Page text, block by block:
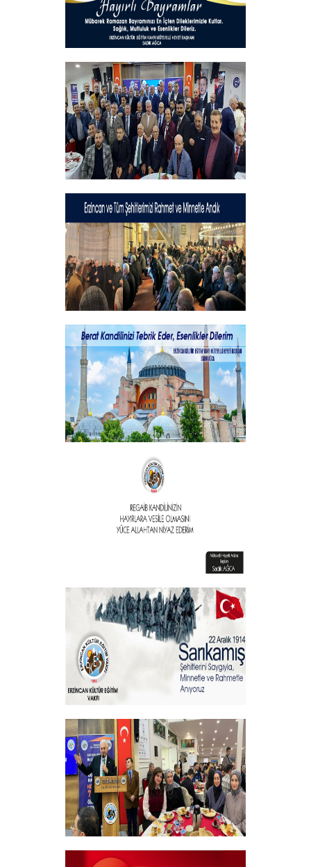
Hayırlı Bayramlar
+
Geleneksel İftar Programımız
+
Şehitlerimizi Rahmet ve Minnetle
Andık...
+
Vakıf Başkanımızdan Kandil mesajı
+
Vakıf Başkanımızdan Kandil mesajı
+
Sehitlerimizi Rahmetle Anıyoruz
+
Geleneksel Bursiyer öğrencilerimizle